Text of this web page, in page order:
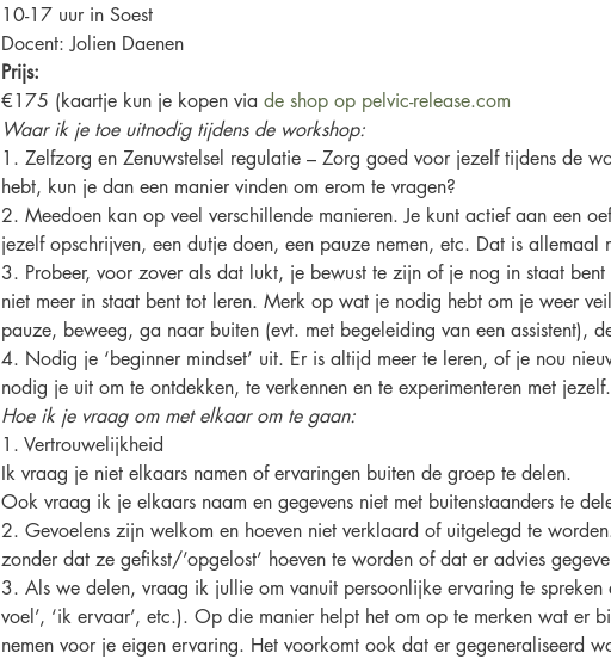
10-17 uur in Soest
Docent: Jolien Daenen
Prijs:
€175 (kaartje kun je kopen via de shop op pelvic-release.com
Waar ik je toe uitnodig tijdens de workshop:
1. Zelfzorg en Zenuwstelsel regulatie – Zorg goed voor jezelf tijdens de
hebt, kun je dan een manier vinden om erom te vragen?
2. Meedoen kan op veel verschillende manieren. Je kunt actief aan een
jezelf opschrijven, een dutje doen, een pauze nemen, etc. Dat is allemaal
3. Probeer, voor zover als dat lukt, je bewust te zijn of je nog in staat
niet meer in staat bent tot leren. Merk op wat je nodig hebt om je weer
pauze, beweeg, ga naar buiten (evt. met begeleiding van een assistent),
4. Nodig je ‘beginner mindset’ uit. Er is altijd meer te leren, of je nou
nodig je uit om te ontdekken, te verkennen en te experimenteren met jezelf.
Hoe ik je vraag om met elkaar om te gaan:
1. Vertrouwelijkheid
Ik vraag je niet elkaars namen of ervaringen buiten de groep te delen.
Ook vraag ik je elkaars naam en gegevens niet met buitenstaanders te
2. Gevoelens zijn welkom en hoeven niet verklaard of uitgelegd te
zonder dat ze gefikst/’opgelost’ hoeven te worden of dat er advies
3. Als we delen, vraag ik jullie om vanuit persoonlijke ervaring te spreken
voel’, ‘ik ervaar’, etc.). Op die manier helpt het om op te merken wat er
nemen voor je eigen ervaring. Het voorkomt ook dat er gegeneraliseerd